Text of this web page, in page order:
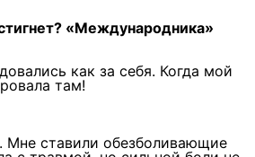
«Международника»
как за себя. Когда мой
там!
Мне ставили обезболивающие